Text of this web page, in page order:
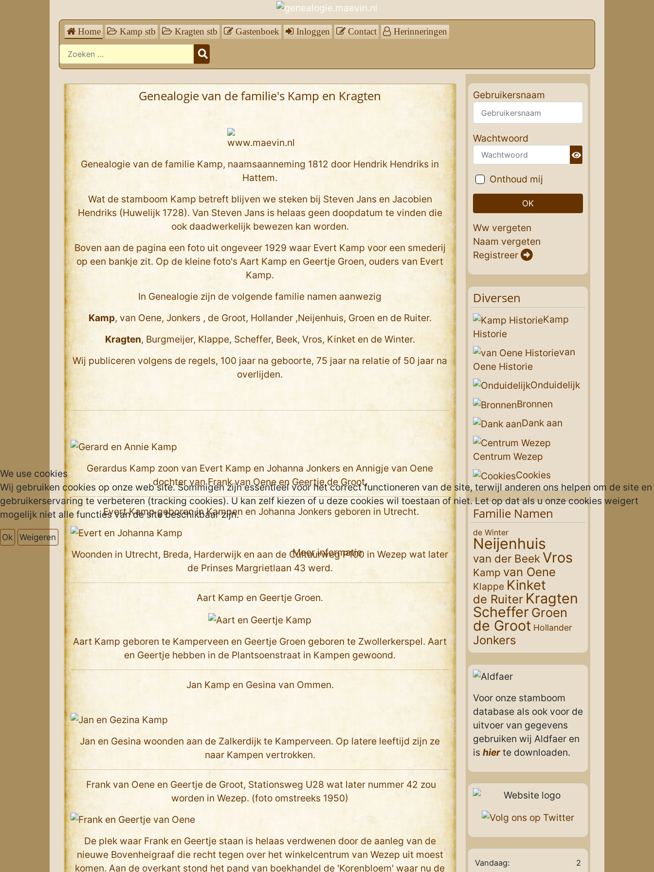
Home Kamp stb Kragten stb Gastenboek Inloggen Contact Herinneringen
Zoeken
Genealogie van de familie's Kamp en Kragten
Genealogie van de familie Kamp, naamsaanneming 1812 door Hendrik Hendriks in
Hattem.
Wat de stamboom Kamp betreft blijven we steken bij Steven Jans en Jacobien
Hendriks (Huwelijk 1728). Van Steven Jans is helaas geen doopdatum te vinden die
ook daadwerkelijk bewezen kan worden.
Boven aan de pagina een foto uit ongeveer 1929 waar Evert Kamp voor een smederij
op een bankje zit. Op de kleine foto's Aart Kamp en Geertje Groen, ouders van Evert
Kamp.
In Genealogie zijn de volgende familie namen aanwezig
Kamp, van Oene, Jonkers , de Groot, Hollander ,Neijenhuis, Groen en de Ruiter.
Kragten, Burgmeijer, Klappe, Scheffer, Beek, Vros, Kinket en de Winter.
Wij publiceren volgens de regels, 100 jaar na geboorte, 75 jaar na relatie of 50 jaar na
overlijden.
Gerardus Kamp zoon van Evert Kamp en Johanna Jonkers en Annigje van Oene
dochter van Frank van Oene en Geertje de Groot.
Evert Kamp geboren in Kampen en Johanna Jonkers geboren in Utrecht.
Woonden in Utrecht, Breda, Harderwijk en aan de Cultuurweg P100 in Wezep wat later
de Prinses Margrietlaan 43 werd.
Aart Kamp en Geertje Groen.
Aart Kamp geboren te Kamperveen en Geertje Groen geboren te Zwollerkerspel. Aart
en Geertje hebben in de Plantsoenstraat in Kampen gewoond.
Jan Kamp en Gesina van Ommen.
Jan en Gesina woonden aan de Zalkerdijk te Kamperveen. Op latere leeftijd zijn ze
naar Kampen vertrokken.
Frank van Oene en Geertje de Groot, Stationsweg U28 wat later nummer 42 zou
worden in Wezep. (foto omstreeks 1950)
De plek waar Frank en Geertje staan is helaas verdwenen door de aanleg van de
nieuwe Bovenheigraaf die recht tegen over het winkelcentrum van Wezep uit moest
komen. Aan de overkant stond het pand van boekhandel de 'Korenbloem' waar nu de
Gebruikersnaam
Wachtwoord
Toon wachtwoord
Onthoud mij
OK
Ww vergeten
Naam vergeten
Registreer
Diversen
Kamp
Historie
van
Oene Historie
Onduidelijk
Bronnen
Dank aan
Centrum Wezep
Cookies
Familie Namen
de Winter
Neijenhuis
van der Beek Vros
Kamp van Oene
Klappe Kinket
de Ruiter Kragten
Scheffer Groen
de Groot Hollander
Jonkers
Voor onze stamboom
database als ook voor de
uitvoer van gegevens
gebruiken wij Aldfaer en
is hierte downloaden.
Vandaag:
2
We use cookies
Wij gebruiken cookies op onze web site. Sommigen zijn essentieel voor het correct functioneren van de site, terwijl anderen ons helpen om de site en
gebruikerservaring te verbeteren (tracking cookies). U kan zelf kiezen of u deze cookies wil toestaan of niet. Let op dat als u onze cookies weigert
mogelijk niet alle functies van de site beschikbaar zijn.
Ok Weigeren
Meer informatie